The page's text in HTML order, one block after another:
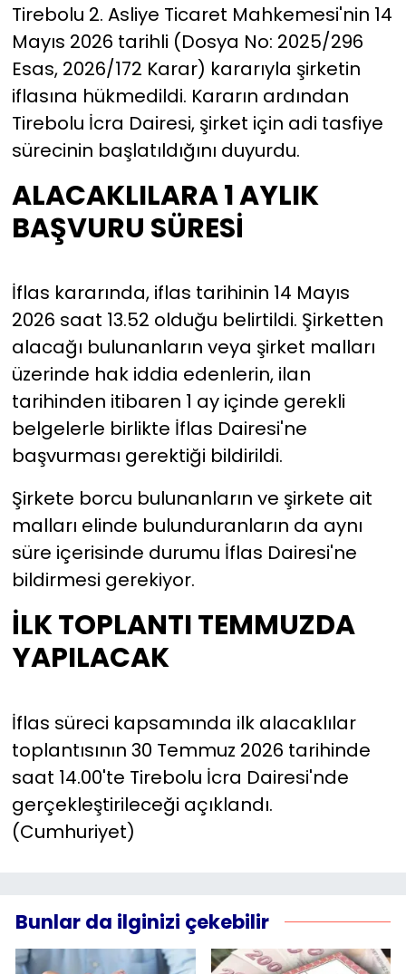
Tirebolu 2. Asliye Ticaret Mahkemesi'nin 14
Mayıs 2026 tarihli (Dosya No: 2025/296
Esas, 2026/172 Karar) kararıyla şirketin
iflasına hükmedildi. Kararın ardından
Tirebolu İcra Dairesi, şirket için adi tasfiye
sürecinin başlatıldığını duyurdu.
ALACAKLILARA 1 AYLIK
BAŞVURU SÜRESİ
İflas kararında, iflas tarihinin 14 Mayıs
2026 saat 13.52 olduğu belirtildi. Şirketten
alacağı bulunanların veya şirket malları
üzerinde hak iddia edenlerin, ilan
tarihinden itibaren 1 ay içinde gerekli
belgelerle birlikte İflas Dairesi'ne
başvurması gerektiği bildirildi.
Şirkete borcu bulunanların ve şirkete ait
malları elinde bulunduranların da aynı
süre içerisinde durumu İflas Dairesi'ne
bildirmesi gerekiyor.
İLK TOPLANTI TEMMUZDA
YAPILACAK
İflas süreci kapsamında ilk alacaklılar
toplantısının 30 Temmuz 2026 tarihinde
saat 14.00'te Tirebolu İcra Dairesi'nde
gerçekleştirileceği açıklandı.
(Cumhuriyet)
Bunlar da ilginizi çekebilir